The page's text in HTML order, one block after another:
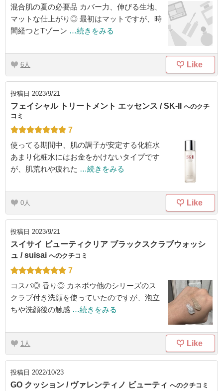
混合肌の夏の必要品 カバー力、伸びる生地、
マットな仕上がり◎ 最初はマットですが、時
間経つとTゾーン …続きをみる
6 Like
投稿日 2023/9/21
フェイシャル トリートメント エッセンス / SK-II へのクチ
コミ
7
使ってる期間中、肌の調子が安定する化粧水
あまり化粧水にはお金をかけないタイプです
が、肌荒れや疲れた …続きをみる
0 Like
投稿日 2023/9/21
スイサイ ビューティクリア ブラックスクラブウォッシ
ュ / suisai へのクチコミ
7
コスパ◎ 香り◎ カネボウ他のシリーズのス
クラブ付き洗顔を使っていたのですが、泡立
ちや洗顔後の触感 …続きをみる
1 Like
投稿日 2022/10/23
GO クッション / ヴァレンティノ ビューティ へのクチコミ